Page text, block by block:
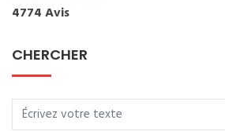
4774 Avis
CHERCHER